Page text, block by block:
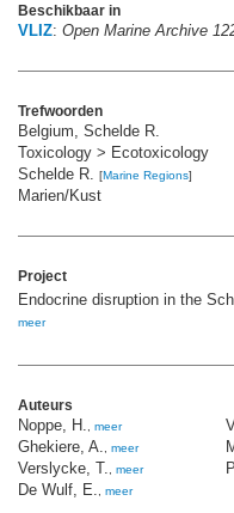
Beschikbaar in
VLIZ: Open Marine Archive
Trefwoorden
Belgium, Schelde R.
Toxicology > Ecotoxicology
Schelde R.
[Marine Regions]
Marien/Kust
Project
Endocrine disruption in the
meer
Auteurs
Noppe, H. meer
Ghekiere, A. meer
Verslycke, T. meer
De Wulf, E. meer